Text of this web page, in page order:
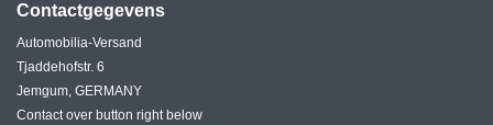
Contactgegevens
Automobilia-Versand
Tjaddehofstr. 6
Jemgum, GERMANY
Contact over button right below